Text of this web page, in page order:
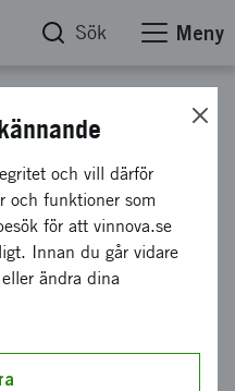
Sök Meny
i Water
med kund
och vill därför
och funktioner som
för att vinnova.se
Innan du går vidare
ändra dina